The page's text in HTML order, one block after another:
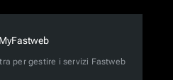
per gestire i servizi Fastweb